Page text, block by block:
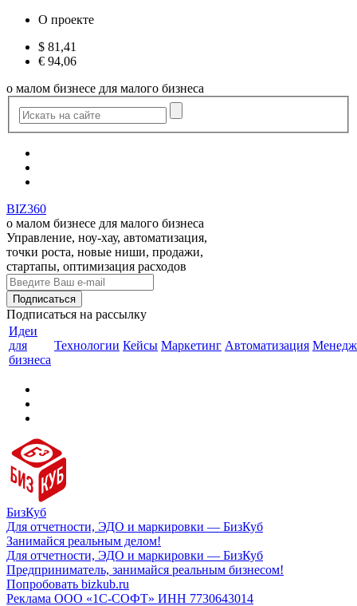
О проекте
$ 81,41
€ 94,06
о малом бизнесе для малого бизнеса
BIZ360
о малом бизнесе для малого бизнеса
Управление, ноу-хау, автоматизация,
точки роста, новые ниши, продажи,
стартапы, оптимизация расходов
Подписаться на рассылку
Идеи
для
бизнеса
Технологии Кейсы Маркетинг Автоматизация
БизКуб
Для отчетности, ЭДО и маркировки — БизКуб
Занимайся реальным делом!
Для отчетности, ЭДО и маркировки — БизКуб
Предприниматель, занимайся реальным бизнесом!
Попробовать bizkub.ru
Реклама ООО «1С-СОФТ» ИНН 7730643014